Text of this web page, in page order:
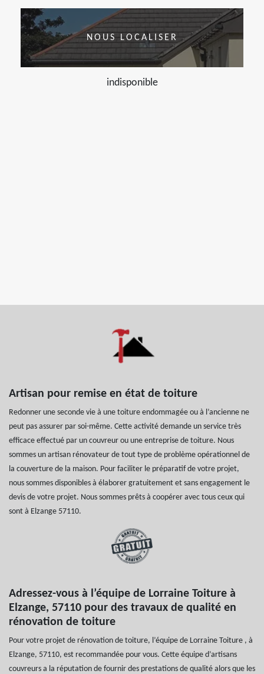
NOUS LOCALISER
indisponible
Artisan pour remise en état de toiture
Redonner une seconde vie à une toiture endommagée ou à l’ancienne ne
peut pas assurer par soi-même. Cette activité demande un service très
efficace effectué par un couvreur ou une entreprise de toiture. Nous
sommes un artisan rénovateur de tout type de problème opérationnel de
la couverture de la maison. Pour faciliter le préparatif de votre projet,
nous sommes disponibles à élaborer gratuitement et sans engagement le
devis de votre projet. Nous sommes prêts à coopérer avec tous ceux qui
sont à Elzange 57110.
Adressez-vous à l’équipe de Lorraine Toiture à
Elzange, 57110 pour des travaux de qualité en
rénovation de toiture
Pour votre projet de rénovation de toiture, l’équipe de Lorraine Toiture , à
Elzange, 57110, est recommandée pour vous. Cette équipe d’artisans
couvreurs a la réputation de fournir des prestations de qualité alors que les